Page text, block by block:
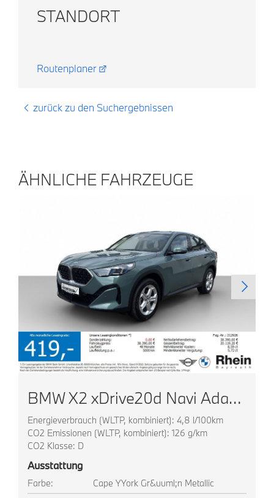
STANDORT
Routenplaner
zurück zu den Suchergebnissen
ÄHNLICHE FAHRZEUGE
BMW X2 xDrive20d Navi AdapLED ACC HUD Park+ Komfortz
Energieverbrauch (WLTP, kombiniert): 4,8 l/100km
CO2 Emissionen (WLTP, kombiniert): 126 g/km
CO2 Klasse: D
Ausstattung
Farbe:
Cape YYork Gr&uuml;n Metallic